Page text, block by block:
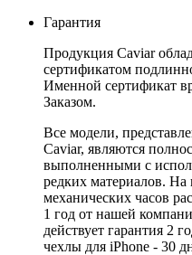
Гарантия
Продукция Caviar
сертификатом
Именной сертификат
Заказом.
Все модели,
Caviar, являются
выполненными с
редких материалов.
механических часов
1 год от нашей
действует гарантия 2
чехлы для iPhone - 30